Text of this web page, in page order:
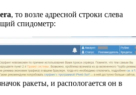
, то возле адресной строки слева
спидометр:
ракеты, и распологается он в